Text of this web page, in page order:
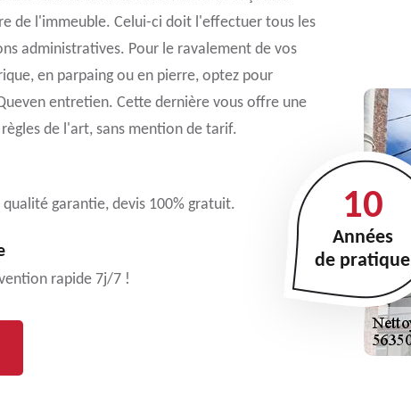
de l'immeuble. Celui-ci doit l'effectuer tous les
administratives. Pour le ravalement de vos
en parpaing ou en pierre, optez pour
entretien. Cette dernière vous offre une
de l'art, sans mention de tarif.
garantie, devis 100% gratuit.
rapide 7j/7 !
10
Années
de pratique